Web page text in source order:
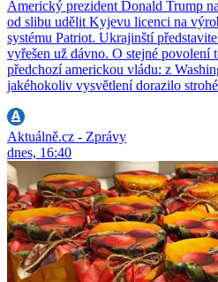
Americký prezident Donald Trump
od slibu udělit Kyjevu licenci na
systému Patriot. Ukrajinští
vyřešen už dávno. O stejné povolení
předchozí americkou vládu: z
jakéhokoliv vysvětlení dorazilo strohé
Aktuálně.cz - Zprávy
dnes, 16:40